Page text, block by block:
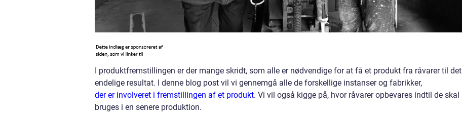
I produktfremstillingen er der mange skridt, som alle er nødvendige for at få et produkt fra råvarer til det
endelige resultat. I denne blog post vil vi gennemgå alle de forskellige instanser og fabrikker,
der er involveret i fremstillingen af et produkt. Vi vil også kigge på, hvor råvarer opbevares indtil de skal
bruges i en senere produktion.